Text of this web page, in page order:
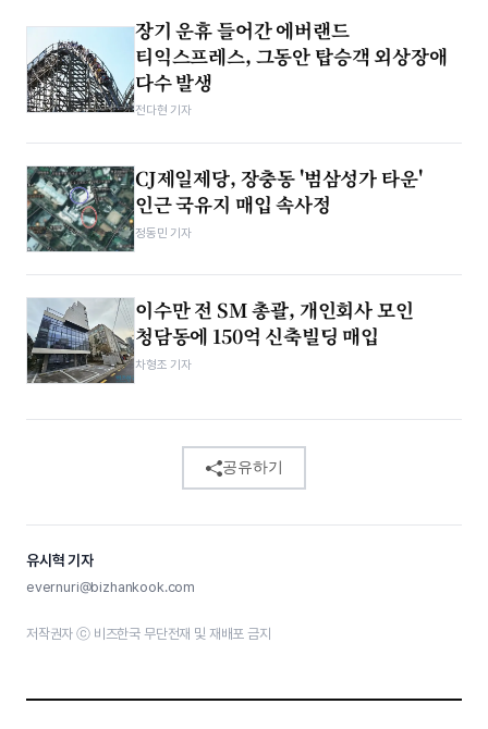
장기 운휴 들어간 에버랜드
티익스프레스, 그동안 탑승객 외상장애
다수 발생
전다현 기자
CJ제일제당, 장충동 '범삼성가 타운'
인근 국유지 매입 속사정
정동민 기자
이수만 전 SM 총괄, 개인회사 모인
청담동에 150억 신축빌딩 매입
차형조 기자
공유하기
유시혁 기자
evernuri@bizhankook.com
저작권자 ⓒ 비즈한국 무단전재 및 재배포 금지